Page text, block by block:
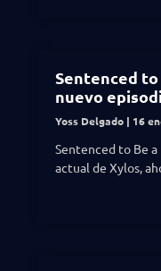
Sentenced to
nuevo
Yoss Delgado 16
Sentenced to Be
actual de Xylos,